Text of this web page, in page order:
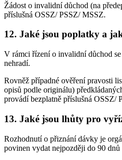
Žádost o invalidní důchod (na
příslušná OSSZ/ PSSZ/ MSSZ.
12. Jaké jsou poplatky a
V rámci řízení o invalidní důchod
nehradí.
Rovněž případné ověření pravosti
opisů podle originálu)
provádí bezplatně příslušná OSSZ/
13. Jaké jsou lhůty pro
Rozhodnutí o přiznání dávky je
povinen vydat nejpozději do 90 dnů